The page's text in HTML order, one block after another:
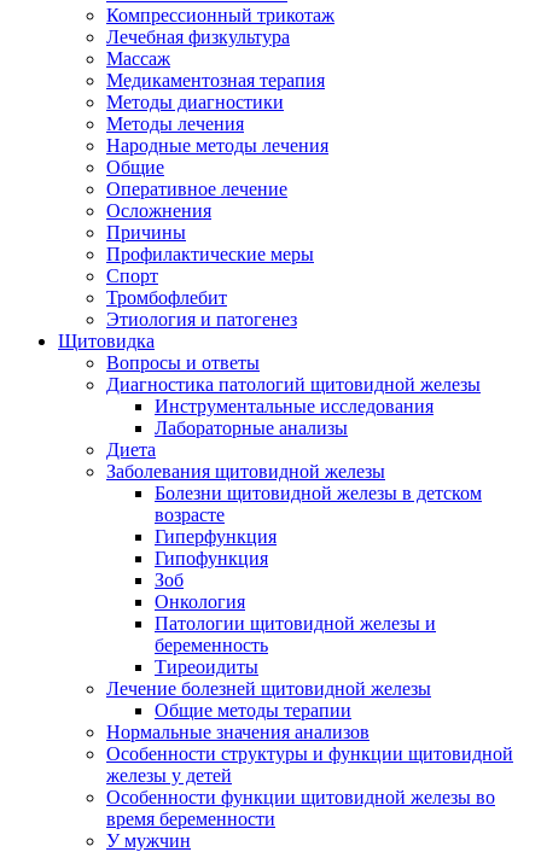
Компрессионный трикотаж
Лечебная физкультура
Массаж
Медикаментозная терапия
Методы диагностики
Методы лечения
Народные методы лечения
Общие
Оперативное лечение
Осложнения
Причины
Профилактические меры
Спорт
Тромбофлебит
Этиология и патогенез
Щитовидка
Вопросы и ответы
Диагностика патологий щитовидной железы
Инструментальные исследования
Лабораторные анализы
Диета
Заболевания щитовидной железы
Болезни щитовидной железы в детском
возрасте
Гиперфункция
Гипофункция
Зоб
Онкология
Патологии щитовидной железы и
беременность
Тиреоидиты
Лечение болезней щитовидной железы
Общие методы терапии
Нормальные значения анализов
Особенности структуры и функции щитовидной
железы у детей
Особенности функции щитовидной железы во
время беременности
У мужчин